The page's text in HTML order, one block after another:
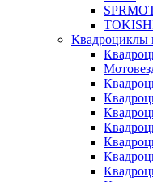
Квадроциклы